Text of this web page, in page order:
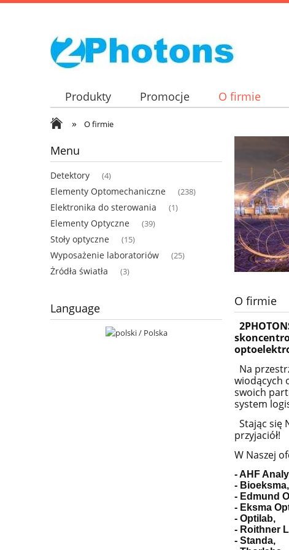
Produkty Promocje O firmie
» O firmie
Menu
Detektory (4)
Elementy Optomechaniczne (238)
Elektronika do sterowania (1)
Elementy Optyczne (39)
Stoły optyczne (15)
Wyposażenie laboratoriów (25)
Żródła światła (3)
Language O firmie
Na
wiodących
swoich
system
Stając się
przyjaciół!
W Naszej
- AHF
- Bioeksma,
- Edmund
- Eksma
- Optilab,
- Roithner
- Standa,